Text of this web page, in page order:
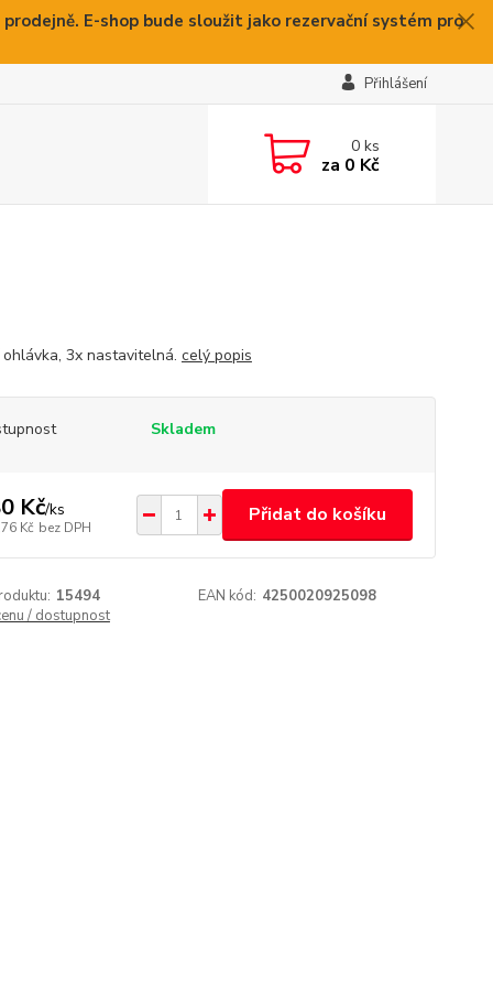
E-shop bude sloužit jako rezervační systém pro
Přihlášení
0ks
za 0 Kč
ohlávka, 3x nastavitelná. celý popis
Skladem
Kč/ks
Kč bez DPH
Přidat do košíku
15494 EAN kód: 4250020925098
/ dostupnost